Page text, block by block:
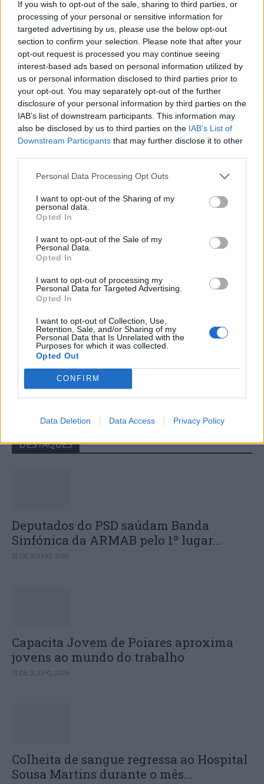
If you wish to opt-out of the sale, sharing to third parties, or
processing of your personal or sensitive information for
targeted advertising by us, please use the below opt-out
section to confirm your selection. Please note that after your
opt-out request is processed you may continue seeing
interest-based ads based on personal information utilized by
us or personal information disclosed to third parties prior to
your opt-out. You may separately opt-out of the further
disclosure of your personal information by third parties on the
IAB’s list of downstream participants. This information may
also be disclosed by us to third parties on the IAB’s List of
Downstream Participants that may further disclose it to other
Personal Data Processing Opt Outs
I want to opt-out of the Sharing of my
personal data.
Opted In
I want to opt-out of the Sale of my
Personal Data.
Opted In
I want to opt-out of processing my
Personal Data for Targeted Advertising.
Opted In
I want to opt-out of Collection, Use,
Retention, Sale, and/or Sharing of my
Personal Data that Is Unrelated with the
Purposes for which it was collected.
Opted Out
CONFIRM
Data Deletion Data Access Privacy Policy
Bárbara Bandeira inaugura os
concertos da Feira do Ano 2026 em
Montemor-o-Velho
Anadia: 3ª fase da Campanha
“Primavera & Verão 2026”
Vila Nova de Poiares: IX Noite de Gil
Vicente lota Centro Cultural de
Poiares apesar da chuva
DESTAQUES
Deputados do PSD saúdam Banda
Sinfónica da ARMAB pelo 1º lugar...
31 DE JULHO, 2026
Capacita Jovem de Poiares aproxima
jovens ao mundo do trabalho
31 DE JULHO, 2026
Colheita de sangue regressa ao Hospital
Sousa Martins durante o mês...